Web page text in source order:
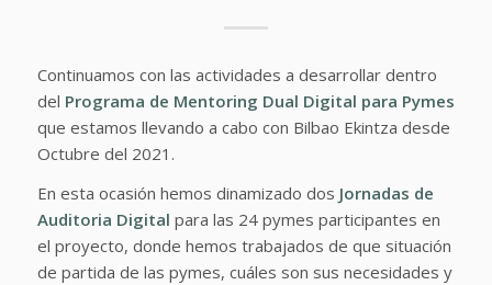
Continuamos con las actividades a desarrollar dentro
del Programa de Mentoring Dual Digital para Pymes
que estamos llevando a cabo con Bilbao Ekintza desde
Octubre del 2021.
En esta ocasión hemos dinamizado dos Jornadas de
Auditoria Digital para las 24 pymes participantes en
el proyecto, donde hemos trabajados de que situación
de partida de las pymes, cuáles son sus necesidades y